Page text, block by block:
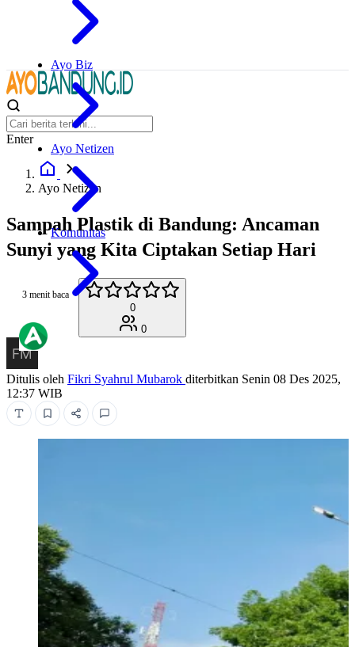
Ayo Biz
Ayo Netizen
Komunitas
Enter
Ayo Netizen
Sampah Plastik di Bandung: Ancaman
Sunyi yang Kita Ciptakan Setiap Hari
3 menit baca
0
0
Ditulis oleh Fikri Syahrul Mubarok diterbitkan Senin 08 Des 2025,
12:37 WIB